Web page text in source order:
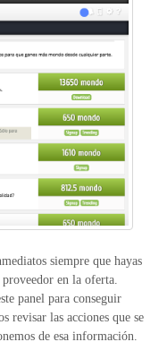
siempre que hayas
en la oferta.
panel para conseguir
revisar las acciones que se
de esa información.